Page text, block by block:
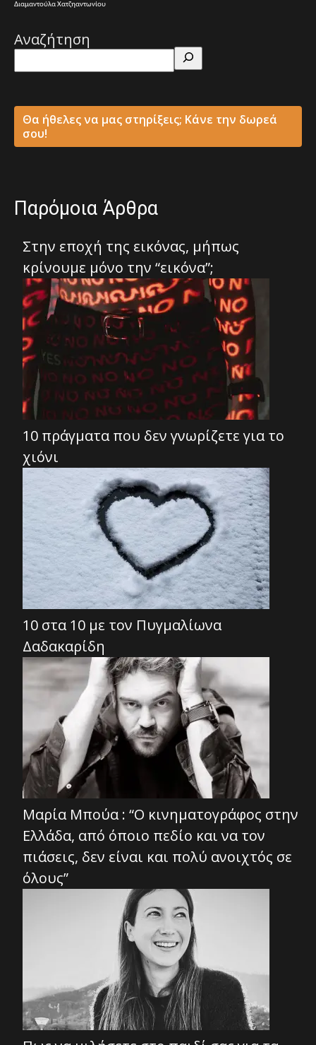
Διαμαντούλα Χατζηαντωνίου
Αναζήτηση
Θα ήθελες να μας στηρίξεις; Κάνε την δωρεά
σου!
Παρόμοια Άρθρα
Στην εποχή της εικόνας, μήπως
κρίνουμε μόνο την “εικόνα”;
10 πράγματα που δεν γνωρίζετε για το
χιόνι
10 στα 10 με τον Πυγμαλίωνα
Δαδακαρίδη
Μαρία Μπούα : “Ο κινηματογράφος στην
Ελλάδα, από όποιο πεδίο και να τον
πιάσεις, δεν είναι και πολύ ανοιχτός σε
όλους”